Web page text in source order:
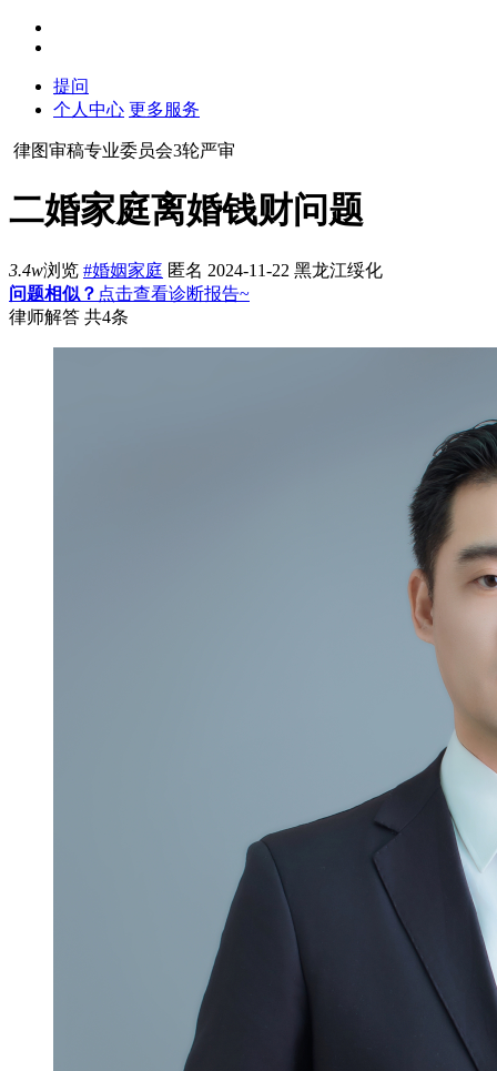
提问
个人中心 更多服务
律图审稿专业委员会3轮严审
二婚家庭离婚钱财问题
3.4w浏览 #婚姻家庭 匿名 2024-11-22 黑龙江绥化
问题相似？ 点击查看诊断报告~
律师解答 共4条